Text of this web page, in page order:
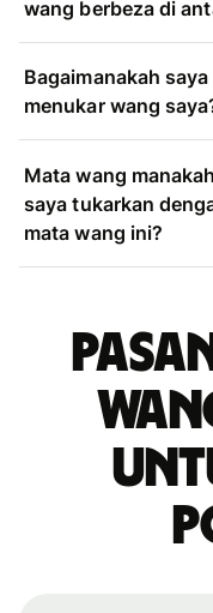
wang berbeza di
Bagaimanakah
menukar wang
Mata wang
saya tukarkan
mata wang ini?